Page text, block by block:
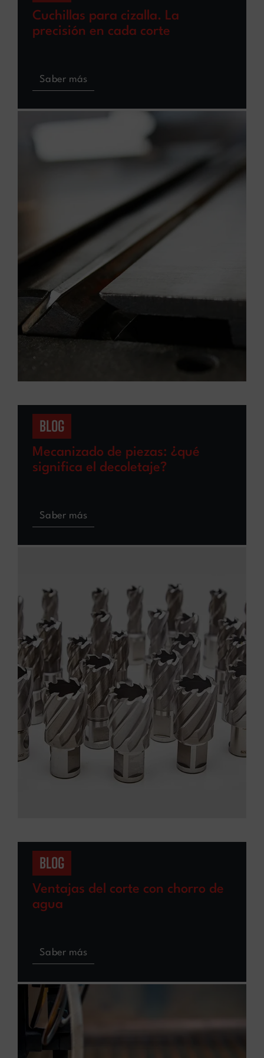
Cuchillas para cizalla. La
precisión en cada corte
Saber más
BLOG
Mecanizado de piezas: ¿qué
significa el decoletaje?
Saber más
BLOG
Ventajas del corte con chorro de
agua
Saber más